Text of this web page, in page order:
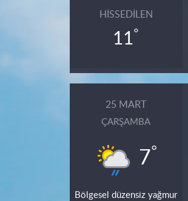
HISSEDILEN
11°
25 MART
ÇARŞAMBA
7°
Bölgesel düzensiz yağmur